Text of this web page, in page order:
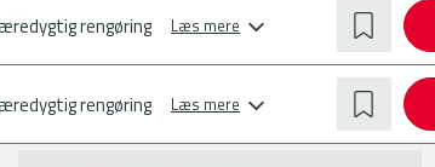
rengøring Læs mere
rengøring Læs mere